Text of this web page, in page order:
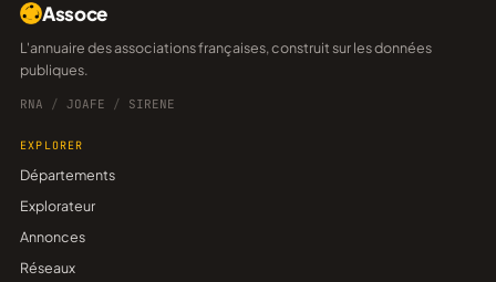
Assoce
L'annuaire des associations françaises, construit sur les données
publiques.
RNA / JOAFE / SIRENE
EXPLORER
Départements
Explorateur
Annonces
Réseaux